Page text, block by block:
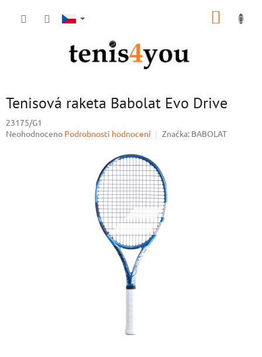
Tenisová raketa Babolat Evo Drive
23175/G1
Průměrné
Neohodnoceno Podrobnosti hodnocení Značka: BABOLAT